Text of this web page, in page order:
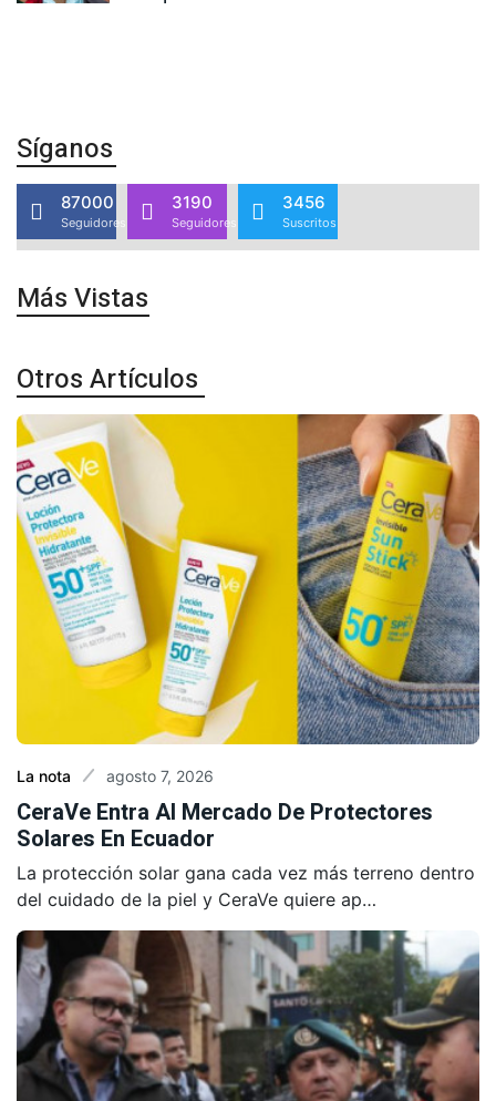
Síganos
87000
Seguidores
3190
Seguidores
3456
Suscritos
Más Vistas
Otros Artículos
La nota agosto 7, 2026
CeraVe Entra Al Mercado De Protectores
Solares En Ecuador
La protección solar gana cada vez más terreno dentro
del cuidado de la piel y CeraVe quiere ap…